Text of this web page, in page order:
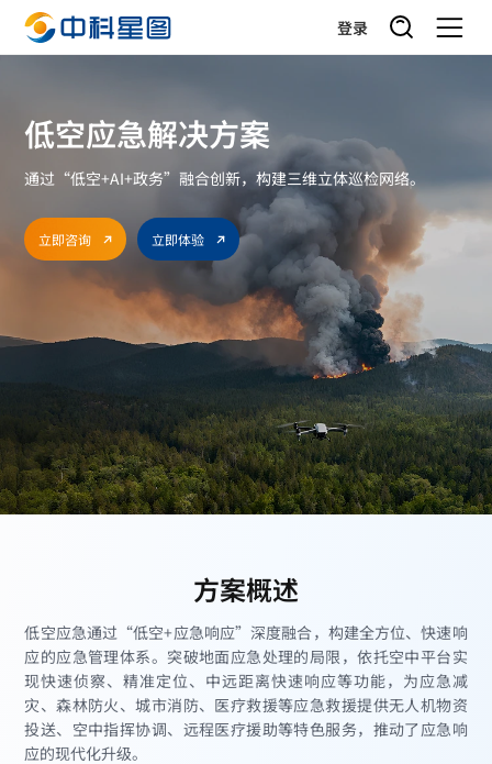
登录
低空应急解决方案
通过“低空+AI+政务”融合创新，构建三维立体巡检网络。
立即咨询 立即体验
方案概述
低空应急通过“低空+应急响应”深度融合，构建全方位、快速响
应的应急管理体系。突破地面应急处理的局限，依托空中平台实
现快速侦察、精准定位、中远距离快速响应等功能，为应急减
灾、森林防火、城市消防、医疗救援等应急救援提供无人机物资
投送、空中指挥协调、远程医疗援助等特色服务，推动了应急响
应的现代化升级。